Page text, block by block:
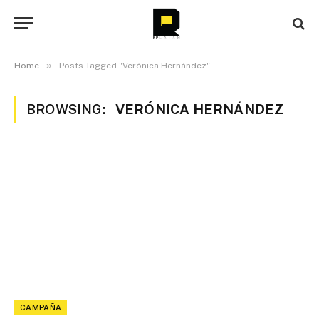
Home » Posts Tagged "Verónica Hernández"
BROWSING: VERÓNICA HERNÁNDEZ
CAMPAÑA